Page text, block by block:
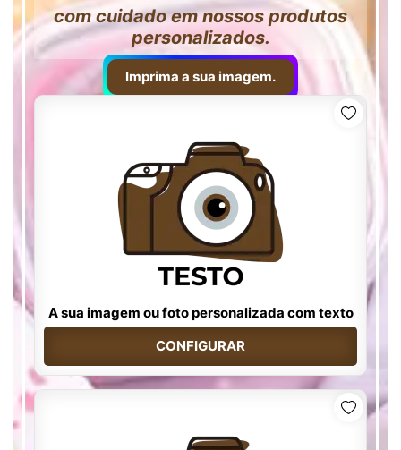
com cuidado em nossos produtos
personalizados.
Imprima a sua imagem.
A sua imagem ou foto personalizada com texto
CONFIGURAR